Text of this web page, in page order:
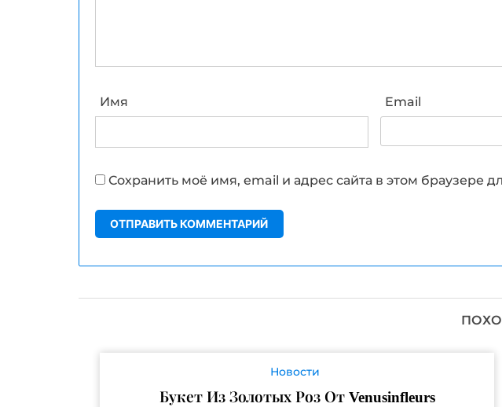
Имя Email
Сохранить моё имя, email и адрес сайта в этом браузере
Новости
Букет Из Золотых Роз От Venusinfleurs